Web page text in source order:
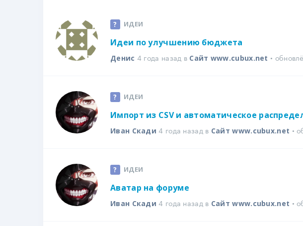
ИДЕИ
Идеи по улучшению бюджета
Денис 4 года назад в Сайт www.cubux.net •
ИДЕИ
Импорт из CSV и автоматическое
Иван Скади 4 года назад в Сайт www.cubux.net •
ИДЕИ
Аватар на форуме
Иван Скади 4 года назад в Сайт www.cubux.net •